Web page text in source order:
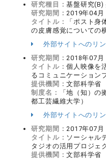
研究種目：基盤研究(B)
研究期間：2019年04月
タイトル：
「ポスト身
の皮膚感覚についての
外部サイトへのリ
研究期間：2018年07月
タイトル：個人映像を
るコミュニケーション
提供機関：文部科学省
制度名：
「地（知）の
都工芸繊維大学）
外部サイトへのリ
研究期間：2017年07月
タイトル： ソーシャル
タジオの活用プロジェ
提供機関：文部科学省